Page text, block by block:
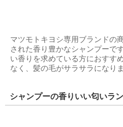
マツモトキヨシ専用ブランドの
された香り豊かなシャンプーで
い香りを求めている方におすす
なく、髪の毛がサラサラになりま
シャンプーの香りいい匂いラ